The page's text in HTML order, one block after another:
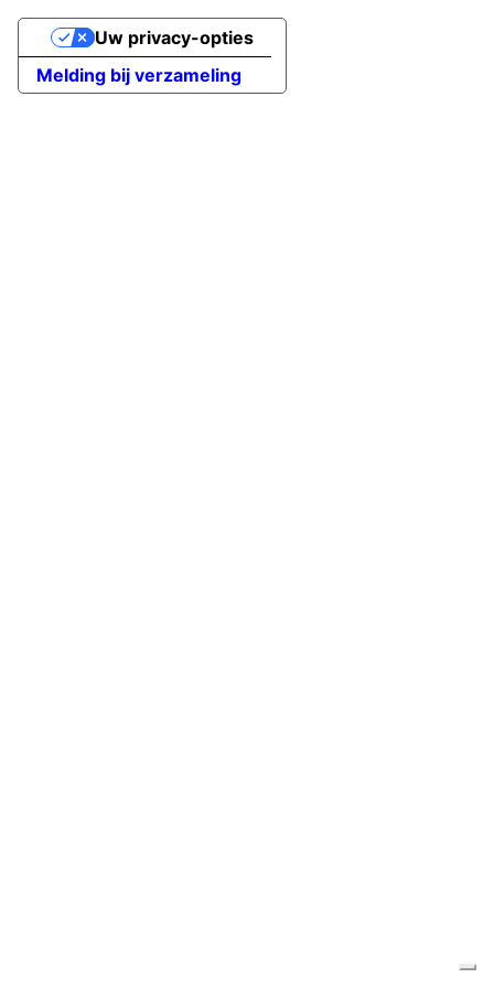
Melding bij verzameling
Uw privacy-opties